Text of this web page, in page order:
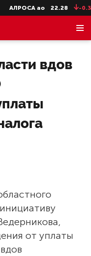
АЛРОСА ао 22.28 -0.31
вдов
от уплаты